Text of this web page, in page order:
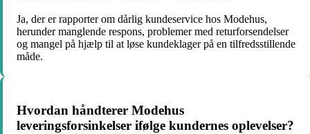
Ja, der er rapporter om dårlig kundeservice hos Modehus,
herunder manglende respons, problemer med returforsendelser
og mangel på hjælp til at løse kundeklager på en tilfredsstillende
måde.
Hvordan håndterer Modehus
leveringsforsinkelser ifølge kundernes oplevelser?